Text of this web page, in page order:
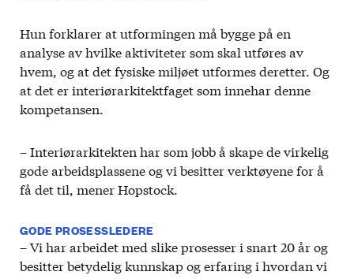
Hun forklarer at utformingen må bygge på en
analyse av hvilke aktiviteter som skal utføres av
hvem, og at det fysiske miljøet utformes deretter. Og
at det er interiørarkitektfaget som innehar denne
kompetansen.
– Interiørarkitekten har som jobb å skape de virkelig
gode arbeidsplassene og vi besitter verktøyene for å
få det til, mener Hopstock.
GODE PROSESSLEDERE
– Vi har arbeidet med slike prosesser i snart 20 år og
besitter betydelig kunnskap og erfaring i hvordan vi